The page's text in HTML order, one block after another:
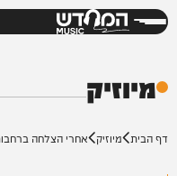
המחדש
מיוזיק
דף הבית מיוזיק אחרי הצלחה